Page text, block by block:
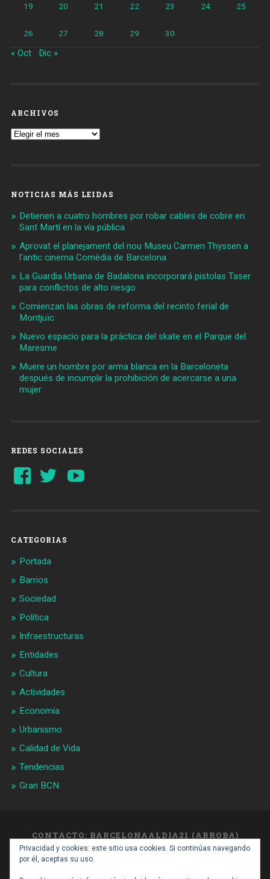
19 20 21 22 23 24 25
26 27 28 29 30
« Oct Dic »
ARCHIVOS
Archivos
NOTICIAS MÁS LEIDAS
Detienen a cuatro hombres por robar cables de cobre en
Sant Martí en la vía pública
Aprovat el planejament del nou Museu Carmen Thyssen a
l'antic cinema Comèdia de Barcelona
La Guardia Urbana de Badalona incorporará pistolas Taser
para conflictos de alto riesgo
Comienzan las obras de reforma del recinto ferial de
Montjuïc
Nuevo espacio para la práctica del skate en el Parque del
Maresme
Muere un hombre por arma blanca en la Barceloneta
después de incumplir la prohibición de acercarse a una
mujer
REDES SOCIALES
Ver
perfil
Ver
perfil
CATEGORIAS
Portada
Barrios
Sociedad
Política
Infraestructuras
Entidades
Cultura
Actividades
Economía
Urbanismo
Calidad de Vida
Tendencias
Gran BCN
CONTACTO: BARCELONAALDIA21 (ARROBA)
GMAIL.COM
Privacidad y cookies: este sitio usa cookies. Si continúas navegando
por él, aceptas su uso.